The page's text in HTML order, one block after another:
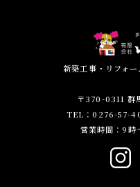
新築工事・リフォ
〒370-0311 群
TEL：0276-57-
営業時間：9